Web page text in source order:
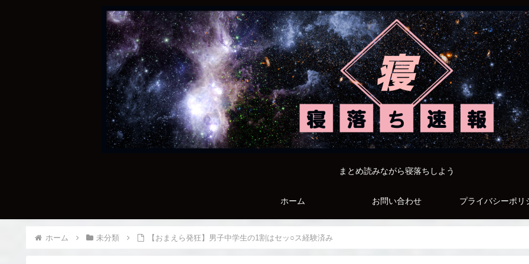
まとめ読みながら寝落ちしよう
ホーム お問い合わせ プライバシーポリ
ホーム 未分類 【おまえら発狂】男子中学生の1割はセッ○ス経験済み